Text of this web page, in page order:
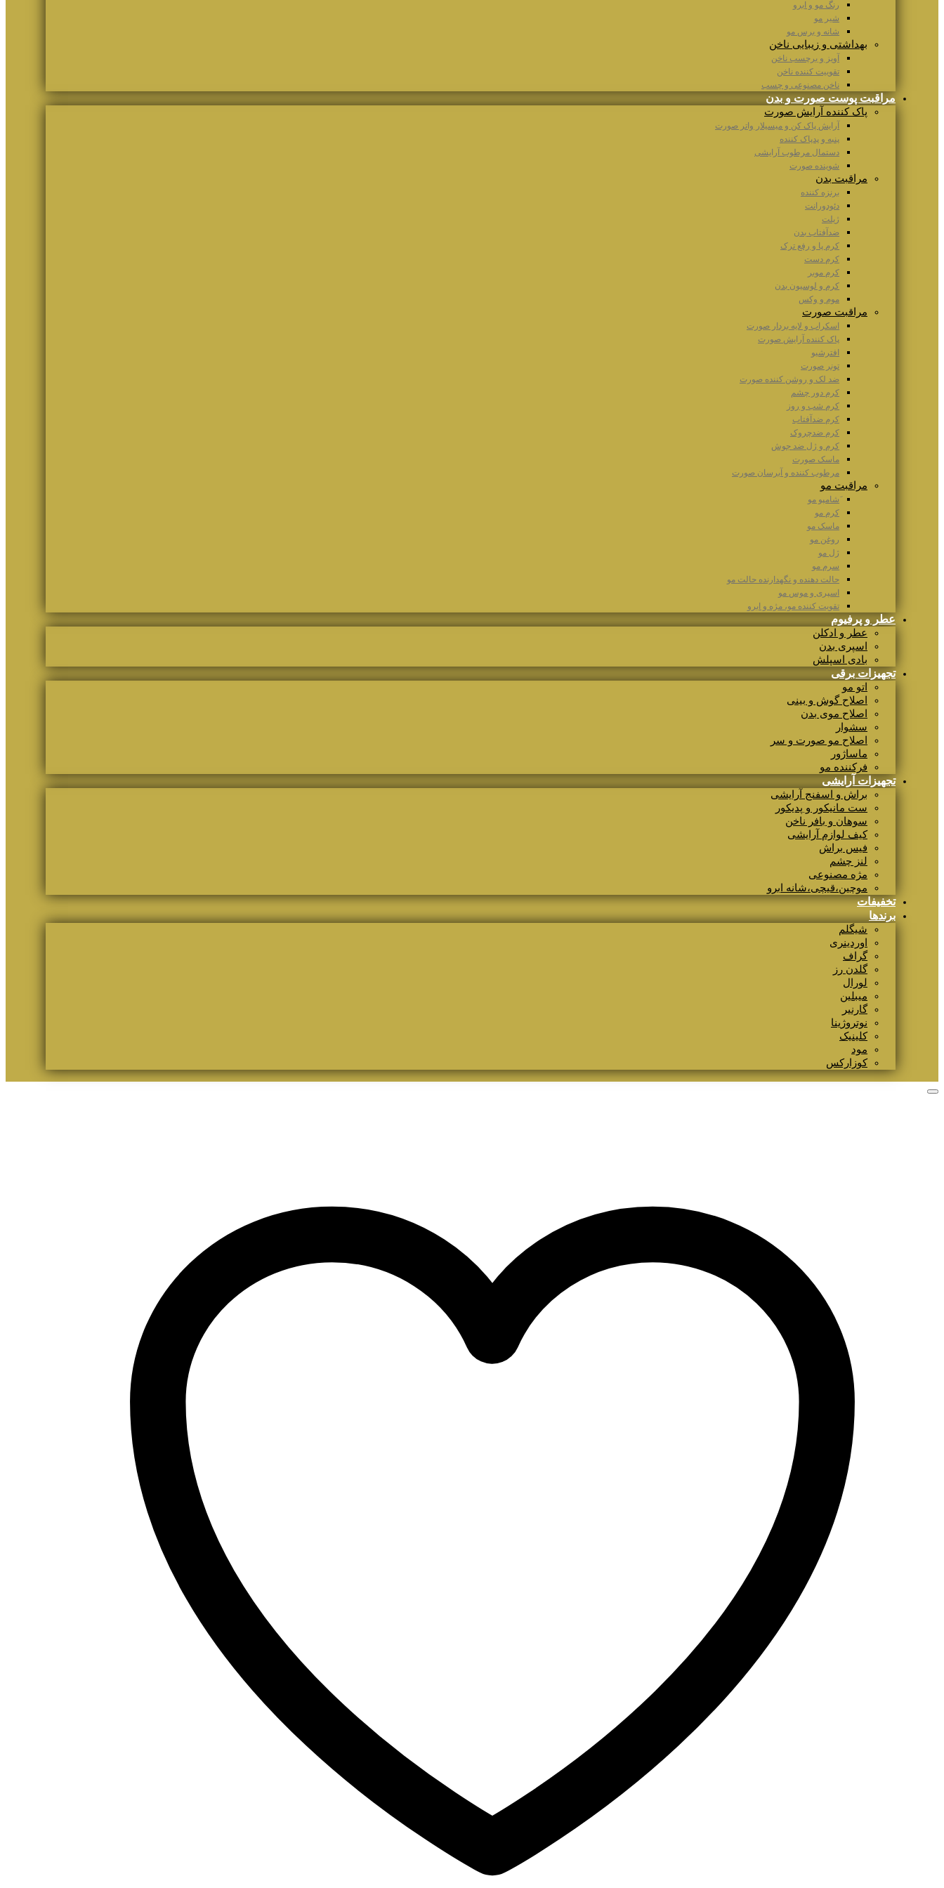
رنگ مو و ابرو
شیر مو
شانه و برس مو
بهداشتی و زیبایی ناخن
آویز و برچسب ناخن
تقوییت کننده ناخن
ناخن مصنوعی و چسب
مراقبت پوست صورت و بدن
پاک کننده آرایش صورت
آرایش پاک کن و میسیلار واتر صورت
پنبه و پدپاک کننده
دستمال مرطوب آرایشی
شوینده صورت
مراقبت بدن
برنزه کننده
دئودورانت
ژیلت
ضدآفتاب بدن
کرم پا و رفع ترک
کرم دست
کرم موبر
کرم و لوسیون بدن
موم و وکس
مراقبت صورت
اسکراب و لایه بردار صورت
پاک کننده آرایش صورت
افترشیو
تونر صورت
ضد لک و روشن کننده صورت
کرم دور چشم
کرم شب و روز
کرم ضدآفتاب
کرم ضدچروک
کرم و ژل ضد جوش
ماسک صورت
مرطوب کننده و آبرسان صورت
مراقبت مو
َشامپو مو
کرم مو
ماسک مو
روغن مو
ژل مو
سرم مو
حالت دهنده و نگهدارنده حالت مو
اسپری و موس مو
تقویت کننده مو، مژه و ابرو
عطر و پرفیوم
عطر و ادکلن
اسپری بدن
بادی اسپلش
تجهیزات برقی
اتو مو
اصلاح گوش و بینی
اصلاح موی بدن
سشوار
اصلاح مو صورت و سر
ماساژور
فرکننده مو
تجهیزات آرایشی
براش و اسفنج آرایشی
ست مانیکور و پدیکور
سوهان و بافر ناخن
کیف لوازم آرایشی
فیس براش
لنز چشم
مژه مصنوعی
موچین،قیچی،شانه ابرو
تخفیفات
برندها
شیگلم
اوردینری
گراف
گلدن رز
لورال
میبلین
گارنیر
نوتروژینا
کلینیک
مود
کوزارکس